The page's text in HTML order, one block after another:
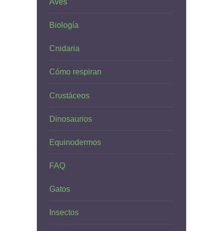
Biología
Cnidaria
Cómo respiran
Crustáceos
Dinosaurios
Equinodermos
FAQ
Gatos
Insectos